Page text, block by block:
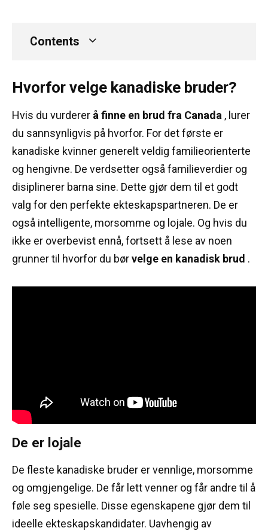
Contents
Hvorfor velge kanadiske bruder?
Hvis du vurderer å finne en brud fra Canada , lurer
du sannsynligvis på hvorfor. For det første er
kanadiske kvinner generelt veldig familieorienterte
og hengivne. De verdsetter også familieverdier og
disiplinerer barna sine. Dette gjør dem til et godt
valg for den perfekte ekteskapspartneren. De er
også intelligente, morsomme og lojale. Og hvis du
ikke er overbevist ennå, fortsett å lese av noen
grunner til hvorfor du børvelge en kanadisk brud .
De er lojale
De fleste kanadiske bruder er vennlige, morsomme
og omgjengelige. De får lett venner og får andre til å
føle seg spesielle. Disse egenskapene gjør dem til
ideelle ekteskapskandidater. Uavhengig av